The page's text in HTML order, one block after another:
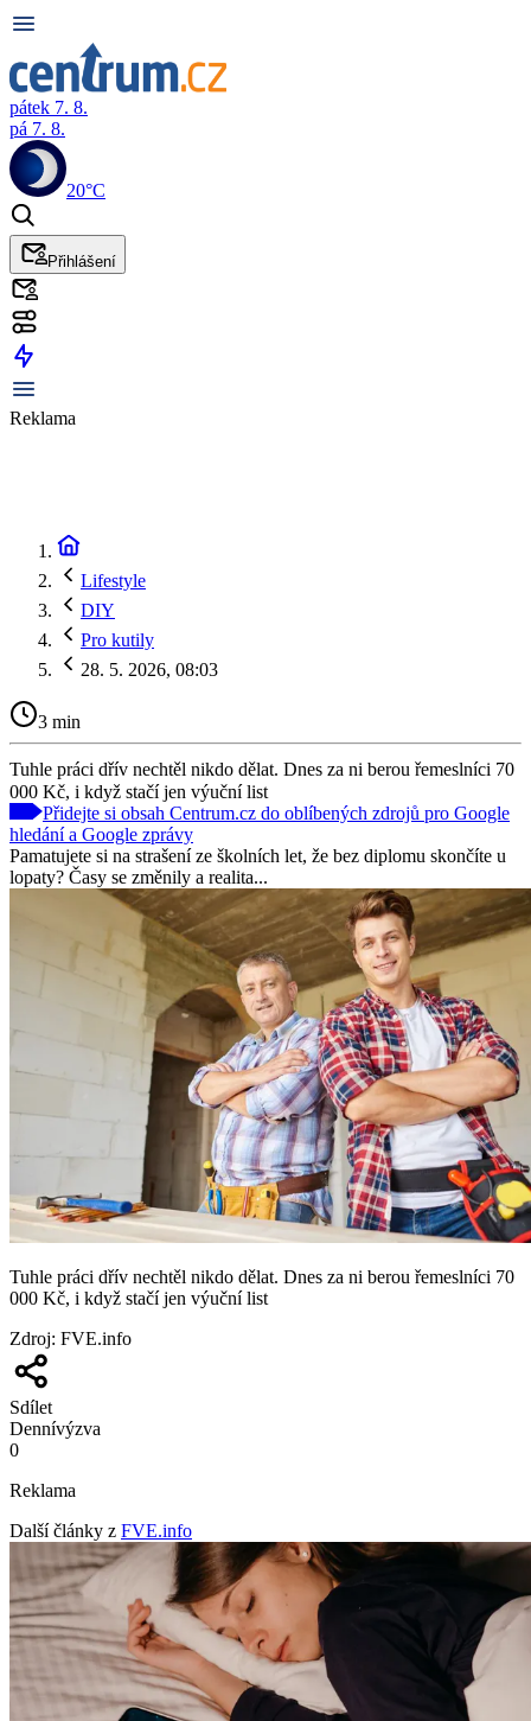
pátek 7. 8.
pá 7. 8.
20°C
Přihlášení
Reklama
Lifestyle
DIY
Pro kutily
28. 5. 2026, 08:03
3 min
Tuhle práci dřív nechtěl nikdo dělat. Dnes za ni berou řemeslníci 70
000 Kč, i když stačí jen výuční list
Přidejte si obsah Centrum.cz do oblíbených zdrojů pro Google
hledání a Google zprávy
Pamatujete si na strašení ze školních let, že bez diplomu skončíte u
lopaty? Časy se změnily a realita...
Tuhle práci dřív nechtěl nikdo dělat. Dnes za ni berou řemeslníci 70
000 Kč, i když stačí jen výuční list
Zdroj: FVE.info
Sdílet
Dennívýzva
0
Reklama
Další články z FVE.info